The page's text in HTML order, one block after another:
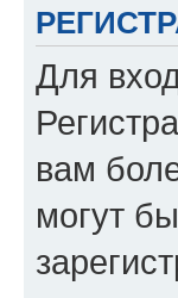
Для
вам
могут